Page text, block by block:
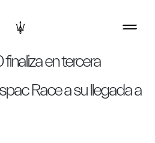
en tercera
Race a su llegada a